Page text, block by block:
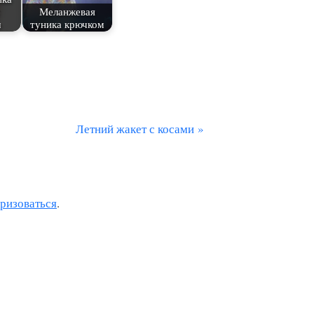
Меланжевая
туника крючком
С
Летний жакет с косами
.